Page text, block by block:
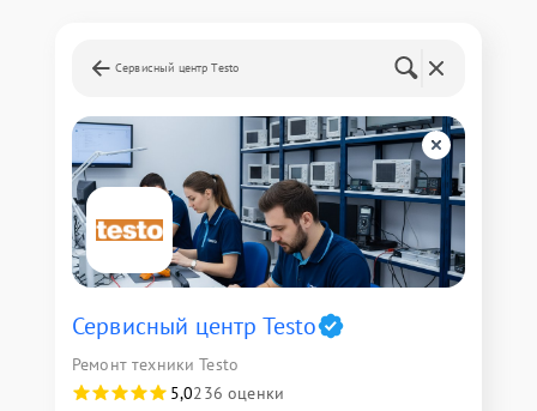
Сервисный центр Testo
Сервисный центр Testo
Ремонт техники Testo
5,0236 оценки